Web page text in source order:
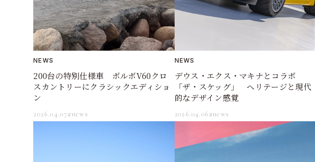
NEWS
200台の特別仕様車 ボルボV60クロ
スカントリーにクラシックエディショ
ン
2026.04.07#news
NEWS
デウス・エクス・マキナとコラボ
「ザ・スケッグ」 ヘリテージと現代
的なデザイン感覚
2026.04.06#news